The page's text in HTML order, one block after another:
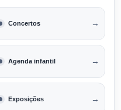
Concertos →
Agenda infantil →
Exposições →